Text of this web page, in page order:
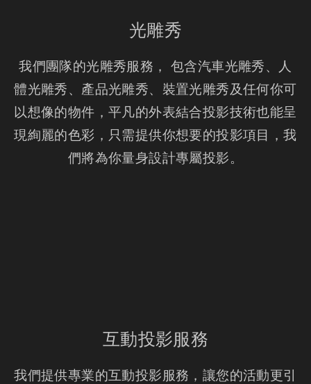
光雕秀
我們團隊的光雕秀服務， 包含汽車光雕秀、人
體光雕秀、產品光雕秀、裝置光雕秀及任何你可
以想像的物件，平凡的外表結合投影技術也能呈
現絢麗的色彩，只需提供你想要的投影項目，我
們將為你量身設計專屬投影。
互動投影服務
我們提供專業的互動投影服務，讓您的活動更引